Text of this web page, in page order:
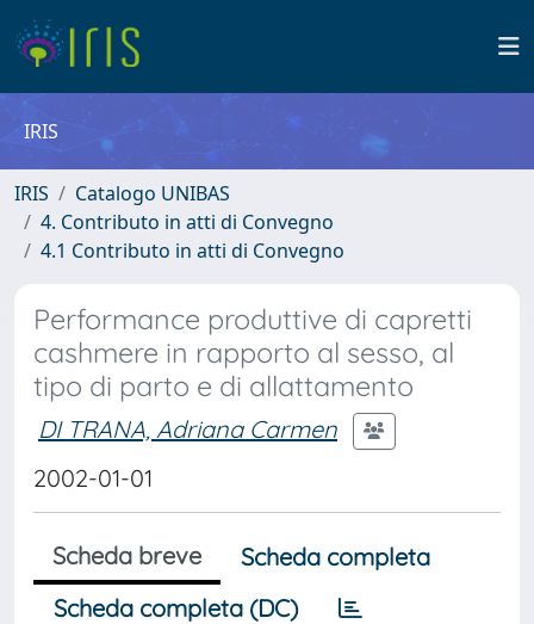
IRIS
IRIS
Catalogo UNIBAS
4. Contributo in atti di Convegno
4.1 Contributo in atti di Convegno
Performance produttive di capretti
cashmere in rapporto al sesso, al
tipo di parto e di allattamento
DI TRANA, Adriana Carmen
2002-01-01
Scheda breve
Scheda completa
Scheda completa (DC)